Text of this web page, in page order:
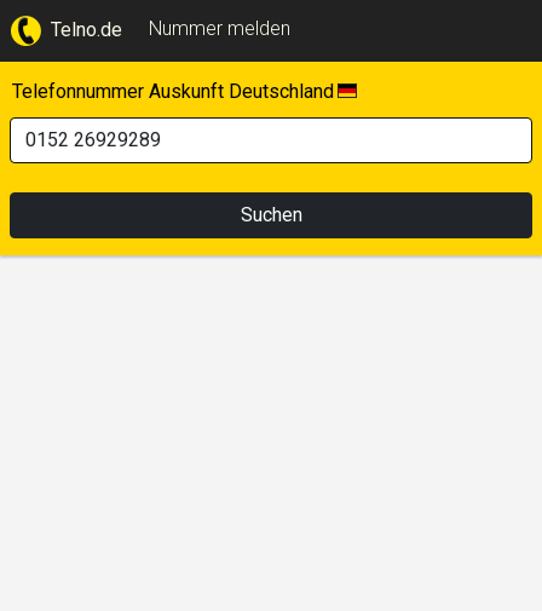
Telno.de Nummer melden
Telefonnummer Auskunft Deutschland
Suchen